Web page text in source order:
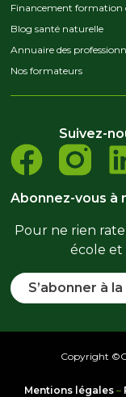
Financement formation
Blog santé naturelle
Annuaire des
Nos formateurs
Suivez-
Abonnez-vous
Pour ne rien
école et
S’abonner à
Copyright
Mentions légales–